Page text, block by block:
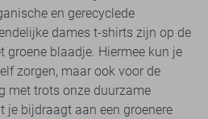
en gerecyclede
dames t-shirts zijn op de
groene blaadje. Hiermee kun je
zorgen, maar ook voor de
met trots onze duurzame
je bijdraagt aan een groenere